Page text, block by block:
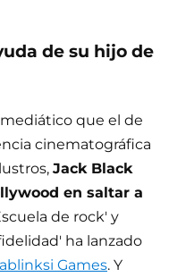
de su hijo de
que el de
cinematográfica
Jack Black
en saltar a
de rock' y
ha lanzado
Games. Y